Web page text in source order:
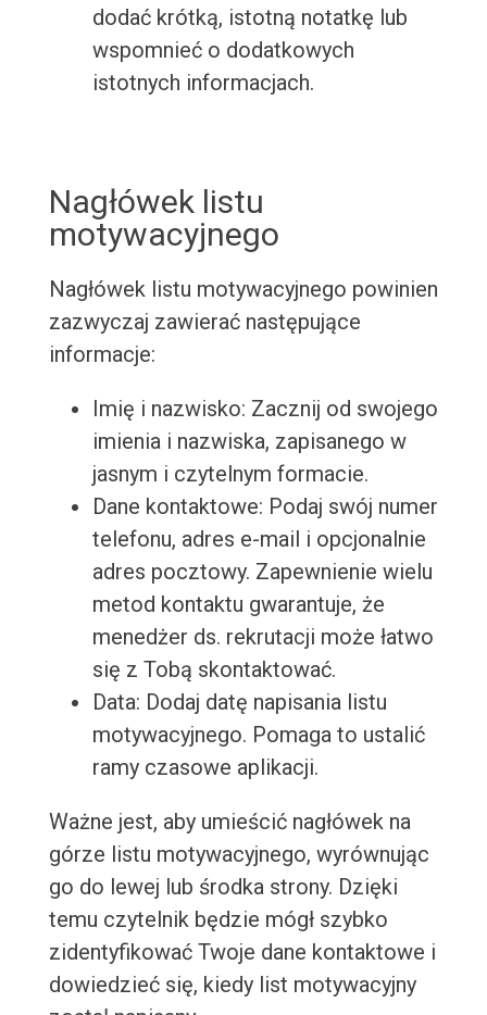
dodać krótką, istotną notatkę lub
wspomnieć o dodatkowych
istotnych informacjach.
Nagłówek listu
motywacyjnego
Nagłówek listu motywacyjnego powinien
zazwyczaj zawierać następujące
informacje:
Imię i nazwisko: Zacznij od swojego
imienia i nazwiska, zapisanego w
jasnym i czytelnym formacie.
Dane kontaktowe: Podaj swój numer
telefonu, adres e-mail i opcjonalnie
adres pocztowy. Zapewnienie wielu
metod kontaktu gwarantuje, że
menedżer ds. rekrutacji może łatwo
się z Tobą skontaktować.
Data: Dodaj datę napisania listu
motywacyjnego. Pomaga to ustalić
ramy czasowe aplikacji.
Ważne jest, aby umieścić nagłówek na
górze listu motywacyjnego, wyrównując
go do lewej lub środka strony. Dzięki
temu czytelnik będzie mógł szybko
zidentyfikować Twoje dane kontaktowe i
dowiedzieć się, kiedy list motywacyjny